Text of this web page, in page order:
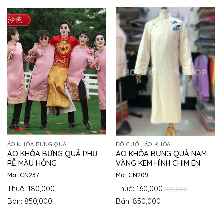
ÁO KHỎA BƯNG QUẢ
ÁO KHỎA BƯNG QUẢ PHỤ
RỄ MÀU HỒNG
Mã: CN237
Thuê: 180,000
Bán: 850,000
ĐỒ CƯỚI, ÁO KHỎA
ÁO KHỎA BƯNG QUẢ NAM
VÀNG KEM HÌNH CHIM ÉN
Mã: CN209
Thuê: 160,000 180,000
Bán: 850,000